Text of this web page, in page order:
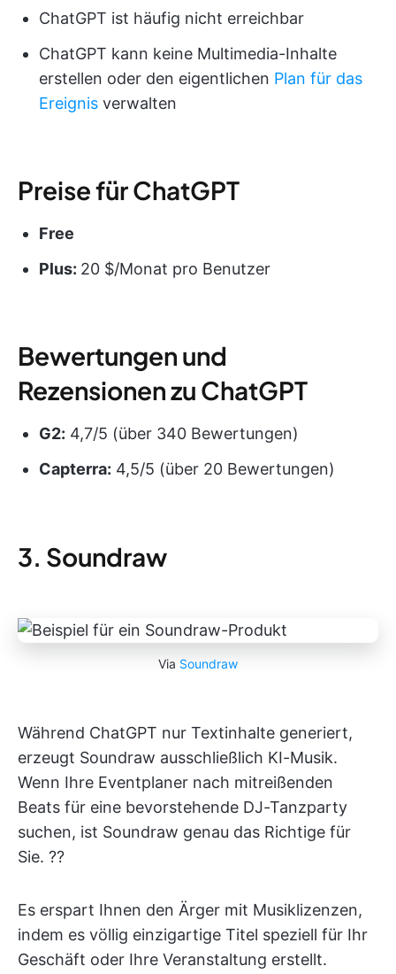
ChatGPT ist häufig nicht erreichbar
ChatGPT kann keine Multimedia-Inhalte
erstellen oder den eigentlichen Plan für das
Ereignis verwalten
Preise für ChatGPT
Free
Plus: 20 $/Monat pro Benutzer
Bewertungen und
Rezensionen zu ChatGPT
G2: 4,7/5 (über 340 Bewertungen)
Capterra: 4,5/5 (über 20 Bewertungen)
3. Soundraw
Via Soundraw
Während ChatGPT nur Textinhalte generiert,
erzeugt Soundraw ausschließlich KI-Musik.
Wenn Ihre Eventplaner nach mitreißenden
Beats für eine bevorstehende DJ-Tanzparty
suchen, ist Soundraw genau das Richtige für
Sie. ??
Es erspart Ihnen den Ärger mit Musiklizenzen,
indem es völlig einzigartige Titel speziell für Ihr
Geschäft oder Ihre Veranstaltung erstellt.